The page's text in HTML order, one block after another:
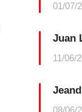
01/07/
Juan
11/06/
08/06/